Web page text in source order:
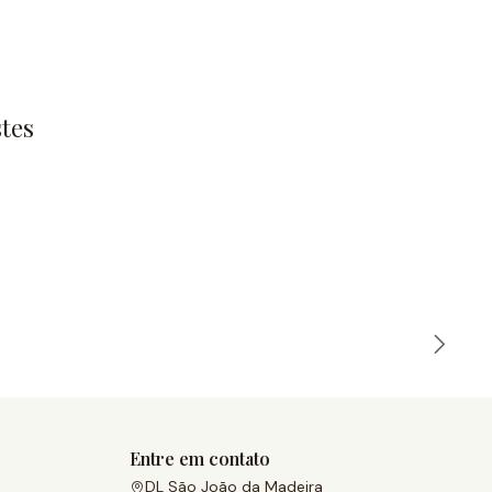
Entre em contato
DL São João da Madeira